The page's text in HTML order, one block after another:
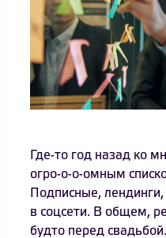
Где-то год назад ко
огро-о-о-омным
Подписные,
в соцсети. В общем,
будто перед свадьбой.